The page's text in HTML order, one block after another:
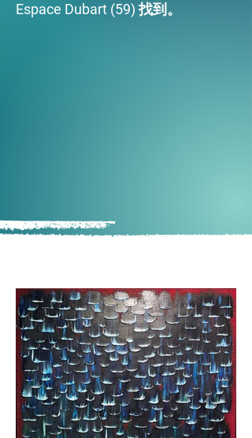
Espace Dubart (59) 找到。